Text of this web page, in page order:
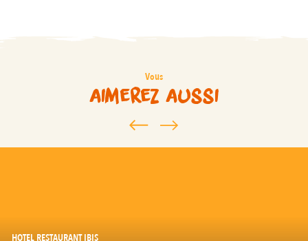
Vous
aimerez aussi
HOTEL RESTAURANT IBIS